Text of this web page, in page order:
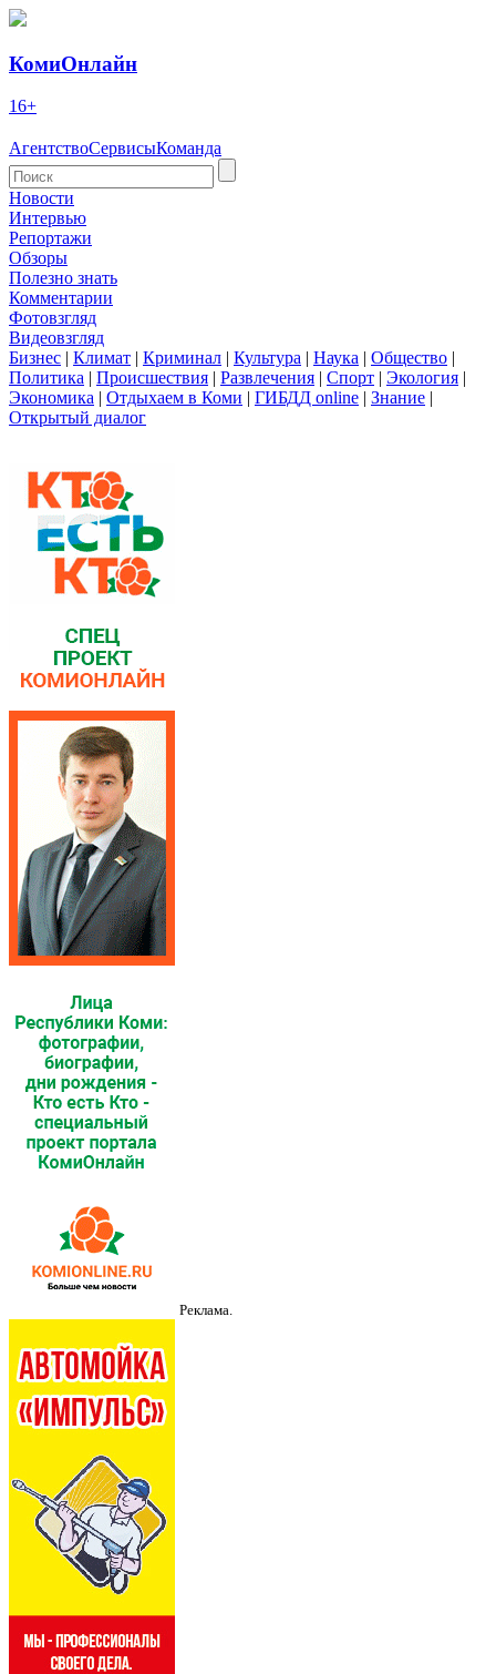
КомиОнлайн
16+
АгентствоСервисыКоманда
Новости
Интервью
Репортажи
Обзоры
Полезно знать
Комментарии
Фотовзгляд
Видеовзгляд
Бизнес | Климат | Криминал | Культура | Наука | Общество |
Политика | Происшествия | Развлечения | Спорт | Экология |
Экономика | Отдыхаем в Коми | ГИБДД online | Знание |
Открытый диалог
Реклама.